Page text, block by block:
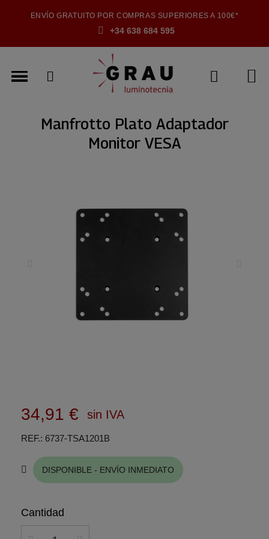
ENVÍO GRATUITO POR COMPRAS SUPERIORES A 100€*
+34 638 684 595
Manfrotto Plato Adaptador
Monitor VESA
34,91 € sin IVA
REF. 6737-TSA1201B
DISPONIBLE - ENVÍO INMEDIATO
Cantidad